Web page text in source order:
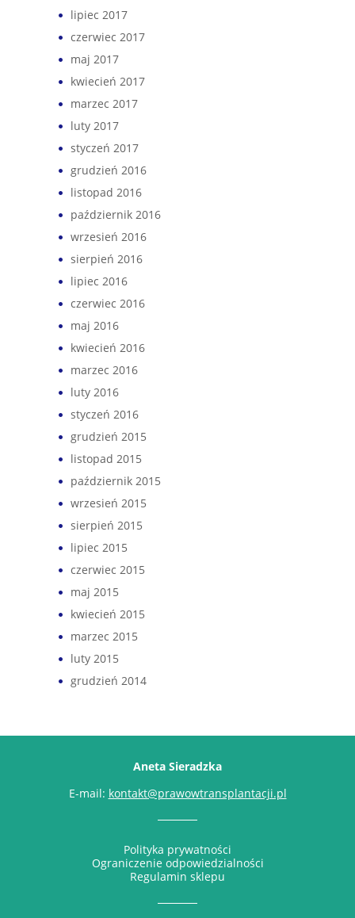
lipiec 2017
czerwiec 2017
maj 2017
kwiecień 2017
marzec 2017
luty 2017
styczeń 2017
grudzień 2016
listopad 2016
październik 2016
wrzesień 2016
sierpień 2016
lipiec 2016
czerwiec 2016
maj 2016
kwiecień 2016
marzec 2016
luty 2016
styczeń 2016
grudzień 2015
listopad 2015
październik 2015
wrzesień 2015
sierpień 2015
lipiec 2015
czerwiec 2015
maj 2015
kwiecień 2015
marzec 2015
luty 2015
grudzień 2014
Aneta Sieradzka
E-mail: kontakt@prawowtransplantacji.pl
Polityka prywatności
Ograniczenie odpowiedzialności
Regulamin sklepu